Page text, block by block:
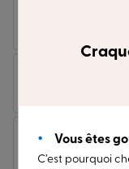
Gris basalt
Vous êtes
C’est pourquoi